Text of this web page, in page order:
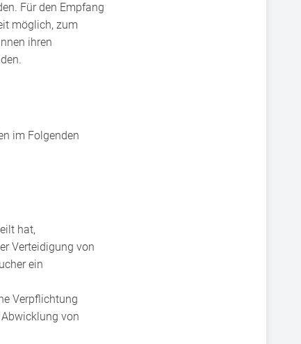
Für den Empfang
möglich, zum
ihren
im Folgenden
hat,
Verteidigung von
ein
Verpflichtung
von